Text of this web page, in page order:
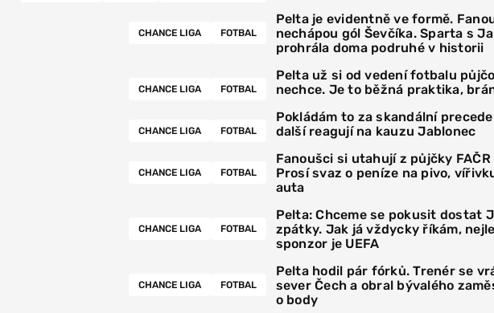
CHANCE LIGA FOTBAL
Pelta je evidentně ve formě.
nechápou gól Ševčíka. Sparta s
prohrála doma podruhé v historii
CHANCE LIGA FOTBAL
Pelta už si od vedení fotbalu
nechce. Je to běžná praktika,
CHANCE LIGA FOTBAL
Pokládám to za skandální
další reagují na kauzu Jablonec
CHANCE LIGA FOTBAL
Fanoušci si utahují z půjčky
Prosí svaz o peníze na pivo,
auta
CHANCE LIGA FOTBAL
Pelta: Chceme se pokusit dostat
zpátky. Jak já vždycky říkám,
sponzor je UEFA
CHANCE LIGA FOTBAL
Pelta hodil pár fórků. Trenér se
sever Čech a obral bývalého
o body